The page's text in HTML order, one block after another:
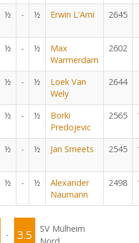
½ - ½ Erwin L'Ami 2645
½ - ½
Max
Warmerdam
2602
½ - ½
Loek Van
Wely
2644
½ - ½
Borki
Predojevic
2565
½ - ½ Jan Smeets 2545
½ - ½
Alexander
Naumann
2498
- 3.5
SV Mülheim